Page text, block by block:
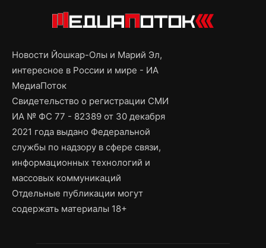
Новости Йошкар-Олы и Марий Эл,
интересное в России и мире - ИА
МедиаПоток
Свидетельство о регистрации СМИ
ИА № ФС 77 - 82389 от 30 декабря
2021 года выдано Федеральной
службы по надзору в сфере связи,
информационных технологий и
массовых коммуникаций
Отдельные публикации могут
содержать материалы 18+